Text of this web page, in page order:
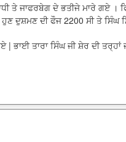
ਤੇ ਜਾਫਰਬੇਗ ਦੇ ਭਤੀਜੇ ਮਾਰੇ ਗਏ ।
ਦੁਸ਼ਮਣ ਦੀ ਫੌਜ 2200 ਸੀ ਤੇ ਸਿੰਘ
ਭਾਈ ਤਾਰਾ ਸਿੰਘ ਜੀ ਸ਼ੇਰ ਦੀ ਤਰ੍ਹਾਂ